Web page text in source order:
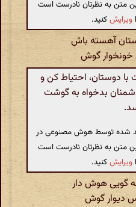
متن به نظرتان نادرست است
ویرایشکنید.
آهسته باش
خونخوار گوش
دوستان، احتیاط کن و
بدخواه به گوشت
شده توسط هوش مصنوعی در
متن به نظرتان نادرست است
ویرایشکنید.
گویی هوش دار
دیوار گوش